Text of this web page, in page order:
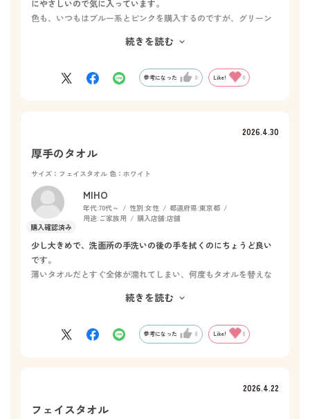
にやさしいので気に入っています。
色も、いつもはブルー系とピンクを購入するのですが、グリーン
洗顔後、手洗いに使うのですが、濡れた感じが長く残らず良い感
続きを読む
参考になった 0 Like! 0
2026.4.30
厚手のタオル
サイズ：フェイスタオル 色：ホワイト
MIHO
年代:70代～ 性別:女性 都道府県:東京都
用途: ご家族用 購入店舗:店舗
少し大きめで、洗面所の手洗いの後の手を拭くのにちょうど良い
です。
薄いタオルだとすぐ全体が濡れてしまい、何度もタオルを替えな
ませんので、長時間使えます。もう一枚買おうと思っています。
続きを読む
参考になった 0 Like! 0
2026.4.22
フェイスタオル